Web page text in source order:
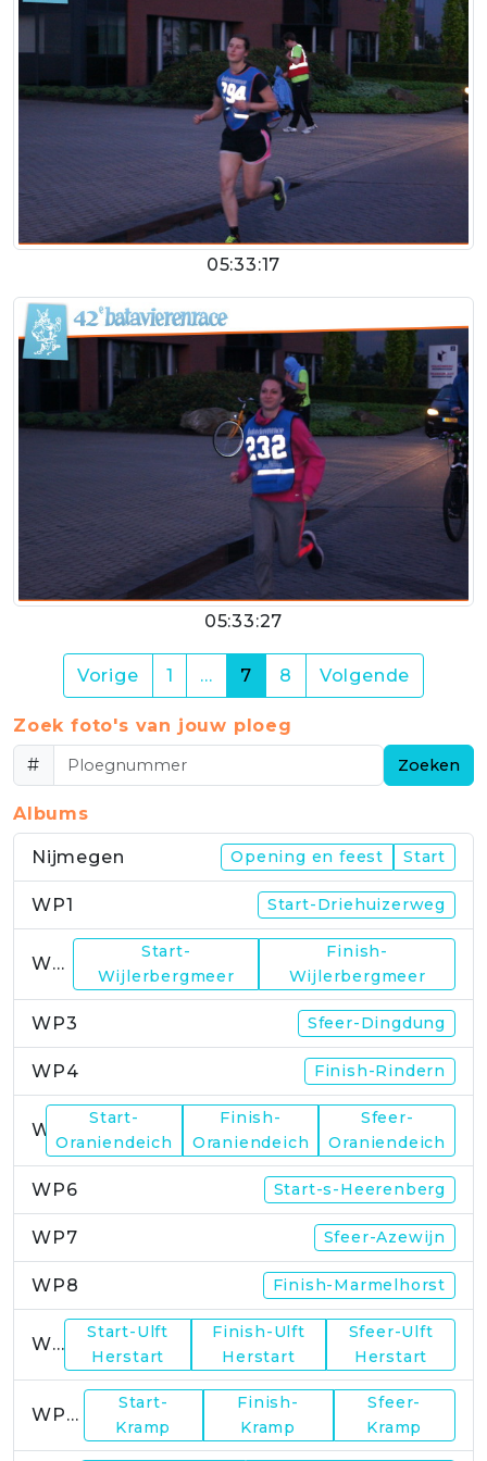
05:33:17
05:33:27
Vorige 1 … 7 (current)
8 Volgende
Zoek foto's van jouw ploeg
#
Zoeken
Albums
Nijmegen Opening en feest Start
WP1 Start-Driehuizerweg
WP2
Start-
Wijlerbergmeer
Finish-
Wijlerbergmeer
WP3 Sfeer-Dingdung
WP4 Finish-Rindern
Start-
Oraniendeich
Finish-
Oraniendeich
Sfeer-
Oraniendeich
WP6 Start-s-Heerenberg
WP7 Sfeer-Azewijn
WP8 Finish-Marmelhorst
WP9
Start-Ulft
Herstart
Finish-Ulft
Herstart
Sfeer-Ulft
Herstart
WP10
Start-
Kramp
Finish-
Kramp
Sfeer-
Kramp